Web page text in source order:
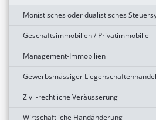
Monistisches oder dualistisches
Geschäftsimmobilien / Privatimmobilie
Management-Immobilien
Gewerbsmässiger Liegenschaftenhandel
Zivil-rechtliche Veräusserung
Wirtschaftliche Handänderung